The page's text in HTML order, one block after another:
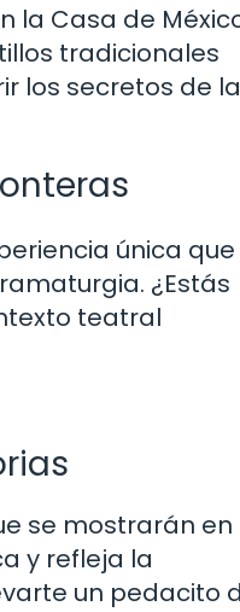
la Casa de
tradicionales
los secretos de la
única
¿Estás
teatral
se mostrarán en
y refleja la
un pedacito